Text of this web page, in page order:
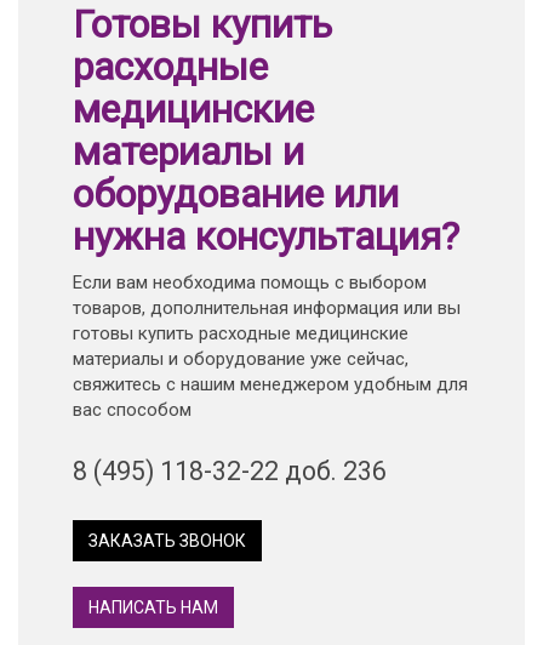
Готовы купить
расходные
медицинские
материалы и
оборудование или
нужна консультация?
Если вам необходима помощь с выбором
товаров, дополнительная информация или вы
готовы купить расходные медицинские
материалы и оборудование уже сейчас,
свяжитесь с нашим менеджером удобным для
вас способом
8 (495) 118-32-22 доб. 236
ЗАКАЗАТЬ ЗВОНОК
НАПИСАТЬ НАМ